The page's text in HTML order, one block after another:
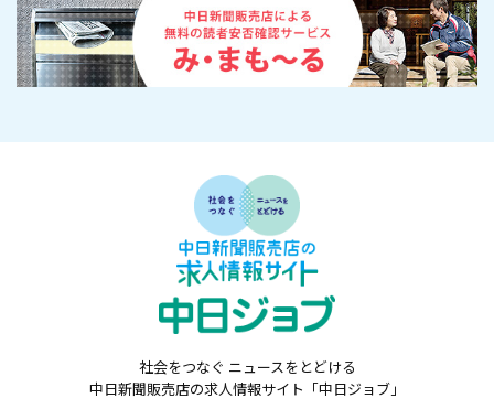
社会をつなぐ ニュースをとどける
中日新聞販売店の求人情報サイト「中日ジョブ」